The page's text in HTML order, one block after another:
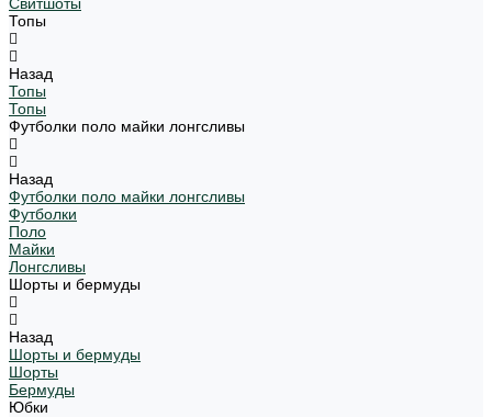
Топы
Назад
Топы
Топы
Футболки поло майки лонгсливы
Назад
Футболки поло майки лонгсливы
Футболки
Поло
Майки
Лонгсливы
Шорты и бермуды
Назад
Шорты и бермуды
Шорты
Бермуды
Юбки